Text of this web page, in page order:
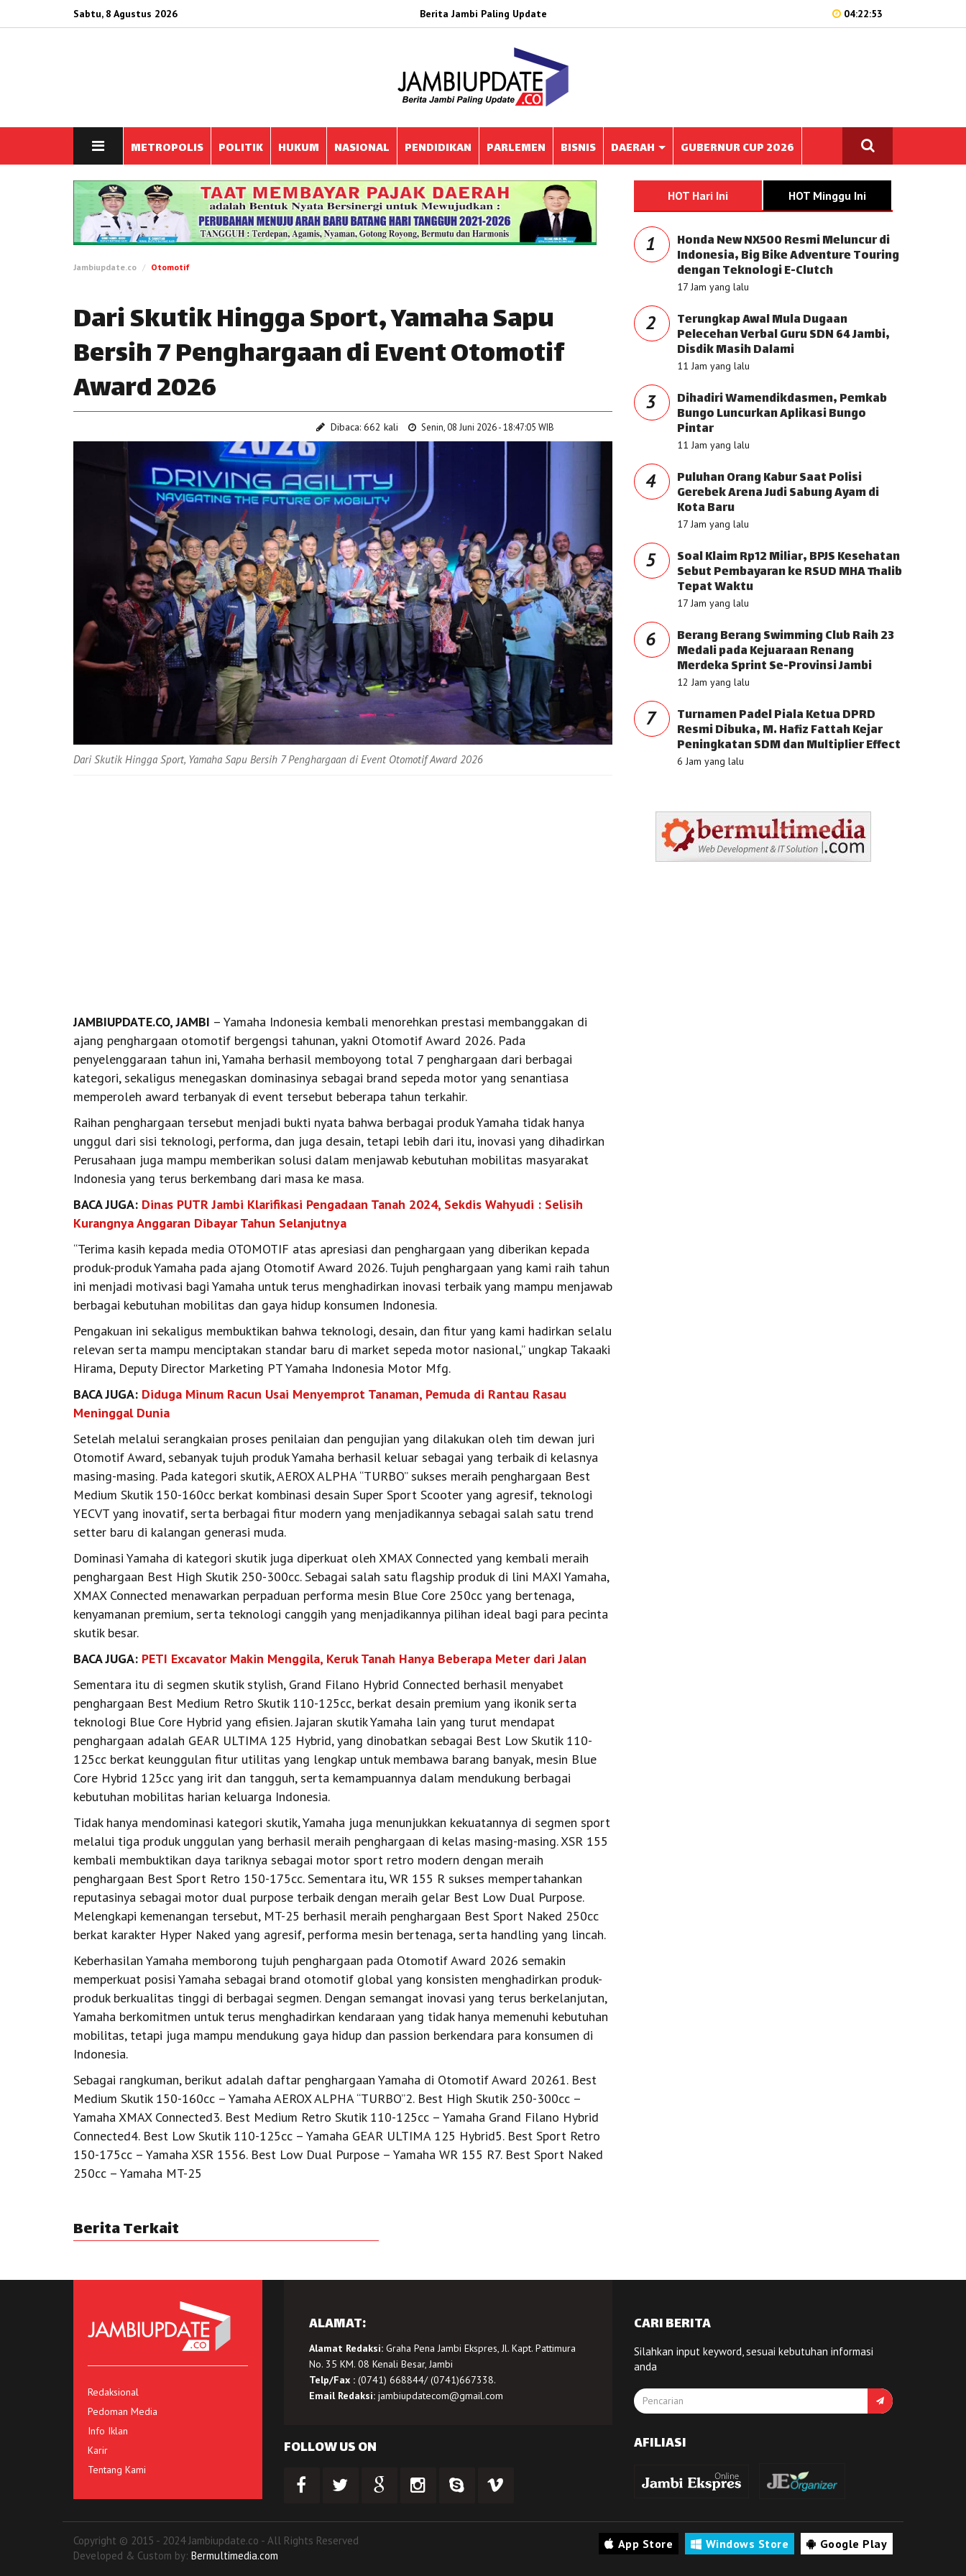
Sabtu, 8 Agustus 2026 Berita Jambi Paling Update 04:22:53
METROPOLIS POLITIK HUKUM NASIONAL PENDIDIKAN PARLEMEN BISNIS DAERAH GUBERNUR CUP 2026
Jambiupdate.co Otomotif
Dari Skutik Hingga Sport, Yamaha Sapu
Bersih 7 Penghargaan di Event Otomotif
Award 2026
Dibaca: 662 kali Senin, 08 Juni 2026 - 18:47:05 WIB
Dari Skutik Hingga Sport, Yamaha Sapu Bersih 7 Penghargaan di Event Otomotif Award 2026
JAMBIUPDATE.CO, JAMBI – Yamaha Indonesia kembali menorehkan prestasi membanggakan di
ajang penghargaan otomotif bergengsi tahunan, yakni Otomotif Award 2026. Pada
penyelenggaraan tahun ini, Yamaha berhasil memboyong total 7 penghargaan dari berbagai
kategori, sekaligus menegaskan dominasinya sebagai brand sepeda motor yang senantiasa
memperoleh award terbanyak di event tersebut beberapa tahun terkahir.
Raihan penghargaan tersebut menjadi bukti nyata bahwa berbagai produk Yamaha tidak hanya
unggul dari sisi teknologi, performa, dan juga desain, tetapi lebih dari itu, inovasi yang dihadirkan
Perusahaan juga mampu memberikan solusi dalam menjawab kebutuhan mobilitas masyarakat
Indonesia yang terus berkembang dari masa ke masa.
BACA JUGA: Dinas PUTR Jambi Klarifikasi Pengadaan Tanah 2024, Sekdis Wahyudi : Selisih
Kurangnya Anggaran Dibayar Tahun Selanjutnya
“Terima kasih kepada media OTOMOTIF atas apresiasi dan penghargaan yang diberikan kepada
produk-produk Yamaha pada ajang Otomotif Award 2026. Tujuh penghargaan yang kami raih tahun
ini menjadi motivasi bagi Yamaha untuk terus menghadirkan inovasi terbaik yang mampu menjawab
berbagai kebutuhan mobilitas dan gaya hidup konsumen Indonesia.
Pengakuan ini sekaligus membuktikan bahwa teknologi, desain, dan fitur yang kami hadirkan selalu
relevan serta mampu menciptakan standar baru di market sepeda motor nasional,” ungkap Takaaki
Hirama, Deputy Director Marketing PT Yamaha Indonesia Motor Mfg.
BACA JUGA: Diduga Minum Racun Usai Menyemprot Tanaman, Pemuda di Rantau Rasau
Meninggal Dunia
Setelah melalui serangkaian proses penilaian dan pengujian yang dilakukan oleh tim dewan juri
Otomotif Award, sebanyak tujuh produk Yamaha berhasil keluar sebagai yang terbaik di kelasnya
masing-masing. Pada kategori skutik, AEROX ALPHA “TURBO” sukses meraih penghargaan Best
Medium Skutik 150-160cc berkat kombinasi desain Super Sport Scooter yang agresif, teknologi
YECVT yang inovatif, serta berbagai fitur modern yang menjadikannya sebagai salah satu trend
setter baru di kalangan generasi muda.
Dominasi Yamaha di kategori skutik juga diperkuat oleh XMAX Connected yang kembali meraih
penghargaan Best High Skutik 250-300cc. Sebagai salah satu flagship produk di lini MAXI Yamaha,
XMAX Connected menawarkan perpaduan performa mesin Blue Core 250cc yang bertenaga,
kenyamanan premium, serta teknologi canggih yang menjadikannya pilihan ideal bagi para pecinta
skutik besar.
BACA JUGA: PETI Excavator Makin Menggila, Keruk Tanah Hanya Beberapa Meter dari Jalan
Sementara itu di segmen skutik stylish, Grand Filano Hybrid Connected berhasil menyabet
penghargaan Best Medium Retro Skutik 110-125cc, berkat desain premium yang ikonik serta
teknologi Blue Core Hybrid yang efisien. Jajaran skutik Yamaha lain yang turut mendapat
penghargaan adalah GEAR ULTIMA 125 Hybrid, yang dinobatkan sebagai Best Low Skutik 110-
125cc berkat keunggulan fitur utilitas yang lengkap untuk membawa barang banyak, mesin Blue
Core Hybrid 125cc yang irit dan tangguh, serta kemampuannya dalam mendukung berbagai
kebutuhan mobilitas harian keluarga Indonesia.
Tidak hanya mendominasi kategori skutik, Yamaha juga menunjukkan kekuatannya di segmen sport
melalui tiga produk unggulan yang berhasil meraih penghargaan di kelas masing-masing. XSR 155
kembali membuktikan daya tariknya sebagai motor sport retro modern dengan meraih
penghargaan Best Sport Retro 150-175cc. Sementara itu, WR 155 R sukses mempertahankan
reputasinya sebagai motor dual purpose terbaik dengan meraih gelar Best Low Dual Purpose.
Melengkapi kemenangan tersebut, MT-25 berhasil meraih penghargaan Best Sport Naked 250cc
berkat karakter Hyper Naked yang agresif, performa mesin bertenaga, serta handling yang lincah.
Keberhasilan Yamaha memborong tujuh penghargaan pada Otomotif Award 2026 semakin
memperkuat posisi Yamaha sebagai brand otomotif global yang konsisten menghadirkan produk-
produk berkualitas tinggi di berbagai segmen. Dengan semangat inovasi yang terus berkelanjutan,
Yamaha berkomitmen untuk terus menghadirkan kendaraan yang tidak hanya memenuhi kebutuhan
mobilitas, tetapi juga mampu mendukung gaya hidup dan passion berkendara para konsumen di
Indonesia.
Sebagai rangkuman, berikut adalah daftar penghargaan Yamaha di Otomotif Award 20261. Best
Medium Skutik 150-160cc – Yamaha AEROX ALPHA “TURBO”2. Best High Skutik 250-300cc –
Yamaha XMAX Connected3. Best Medium Retro Skutik 110-125cc – Yamaha Grand Filano Hybrid
Connected4. Best Low Skutik 110-125cc – Yamaha GEAR ULTIMA 125 Hybrid5. Best Sport Retro
150-175cc – Yamaha XSR 1556. Best Low Dual Purpose – Yamaha WR 155 R7. Best Sport Naked
250cc – Yamaha MT-25
Berita Terkait
HOT Hari Ini HOT Minggu Ini
1 Honda New NX500 Resmi Meluncur di
Indonesia, Big Bike Adventure Touring
dengan Teknologi E-Clutch
17 Jam yang lalu
2 Terungkap Awal Mula Dugaan
Pelecehan Verbal Guru SDN 64 Jambi,
Disdik Masih Dalami
11 Jam yang lalu
3 Dihadiri Wamendikdasmen, Pemkab
Bungo Luncurkan Aplikasi Bungo
Pintar
11 Jam yang lalu
4 Puluhan Orang Kabur Saat Polisi
Gerebek Arena Judi Sabung Ayam di
Kota Baru
17 Jam yang lalu
5 Soal Klaim Rp12 Miliar, BPJS Kesehatan
Sebut Pembayaran ke RSUD MHA Thalib
Tepat Waktu
17 Jam yang lalu
6 Berang Berang Swimming Club Raih 23
Medali pada Kejuaraan Renang
Merdeka Sprint Se-Provinsi Jambi
12 Jam yang lalu
7 Turnamen Padel Piala Ketua DPRD
Resmi Dibuka, M. Hafiz Fattah Kejar
Peningkatan SDM dan Multiplier Effect
6 Jam yang lalu
Redaksional
Pedoman Media
Info Iklan
Karir
Tentang Kami
ALAMAT:
Alamat Redaksi:Graha Pena Jambi Ekspres, Jl. Kapt. Pattimura
No. 35 KM. 08 Kenali Besar, Jambi
Telp/Fax :(0741) 668844/ (0741)667338.
Email Redaksi: jambiupdatecom@gmail.com
FOLLOW US ON
CARI BERITA
Silahkan input keyword, sesuai kebutuhan informasi
anda
AFILIASI
Copyright © 2015 - 2024 Jambiupdate.co - All Rights Reserved
Developed & Custom by: Bermultimedia.com
App Store Windows Store Google Play